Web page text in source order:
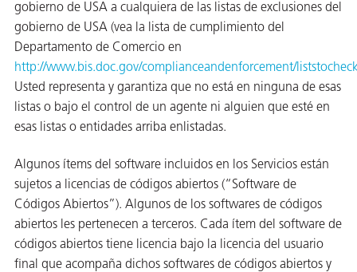
gobierno de USA a cualquiera de las listas de exclusiones del
gobierno de USA (vea la lista de cumplimiento del
Departamento de Comercio en
http://www.bis.doc.gov/complianceandenforcement/
Usted representa y garantiza que no está en ninguna de esas
listas o bajo el control de un agente ni alguien que esté en
esas listas o entidades arriba enlistadas.
Algunos ítems del software incluidos en los Servicios están
sujetos a licencias de códigos abiertos (“Software de
Códigos Abiertos”). Algunos de los softwares de códigos
abiertos les pertenecen a terceros. Cada ítem del software de
códigos abiertos tiene licencia bajo la licencia del usuario
final que acompaña dichos softwares de códigos abiertos y